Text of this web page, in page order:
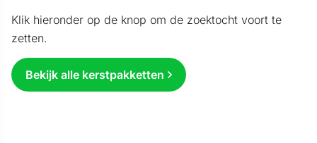
Klik hieronder op de knop om de zoektocht voort te
zetten.
Bekijk alle kerstpakketten